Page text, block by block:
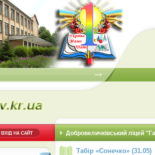
Добровеличківський ліцей
Табір «Сонечко» (31.05)